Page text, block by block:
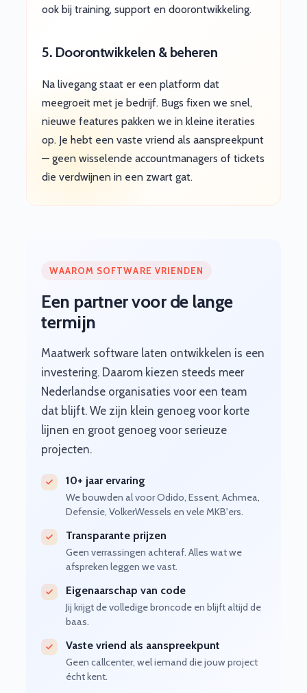
ook bij training, support en doorontwikkeling.
5. Doorontwikkelen & beheren
Na livegang staat er een platform dat
meegroeit met je bedrijf. Bugs fixen we snel,
nieuwe features pakken we in kleine iteraties
op. Je hebt een vaste vriend als aanspreekpunt
— geen wisselende accountmanagers of tickets
die verdwijnen in een zwart gat.
WAAROM SOFTWARE VRIENDEN
Een partner voor de lange
termijn
Maatwerk software laten ontwikkelen is een
investering. Daarom kiezen steeds meer
Nederlandse organisaties voor een team
dat blijft. We zijn klein genoeg voor korte
lijnen en groot genoeg voor serieuze
projecten.
10+ jaar ervaring
We bouwden al voor Odido, Essent, Achmea,
Defensie, VolkerWessels en vele MKB'ers.
Transparante prijzen
Geen verrassingen achteraf. Alles wat we
afspreken leggen we vast.
Eigenaarschap van code
Jij krijgt de volledige broncode en blijft altijd de
baas.
Vaste vriend als aanspreekpunt
Geen callcenter, wel iemand die jouw project
écht kent.